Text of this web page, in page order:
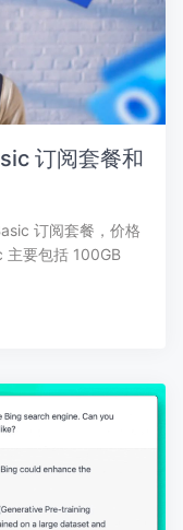
订阅套餐和
订阅套餐，价格
要包括 100GB